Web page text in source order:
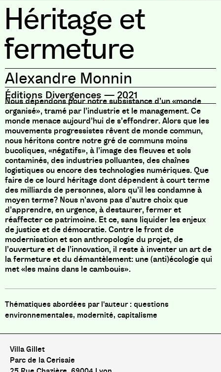
Héritage et
fermeture
Alexandre Monnin
Éditions Divergences — 2021
Nous dépendons pour notre subsistance d’un «monde
organisé», tramé par l’industrie et le management. Ce
monde menace aujourd’hui de s’effondrer. Alors que les
mouvements progressistes rêvent de monde commun,
nous héritons contre notre gré de communs moins
bucoliques, «négatifs», à l’image des fleuves et sols
contaminés, des industries polluantes, des chaînes
logistiques ou encore des technologies numériques. Que
faire de ce lourd héritage dont dépendent à court terme
des milliards de personnes, alors qu’il les condamne à
moyen terme? Nous n’avons pas d’autre choix que
d’apprendre, en urgence, à destaurer, fermer et
réaffecter ce patrimoine. Et ce, sans liquider les enjeux
de justice et de démocratie. Contre le front de
modernisation et son anthropologie du projet, de
l’ouverture et de l’innovation, il reste à inventer un art de
la fermeture et du démantèlement: une (anti)écologie qui
met «les mains dans le cambouis».
questions
environnementales, modernité, capitalisme
Villa Gillet
Parc de la Cerisaie